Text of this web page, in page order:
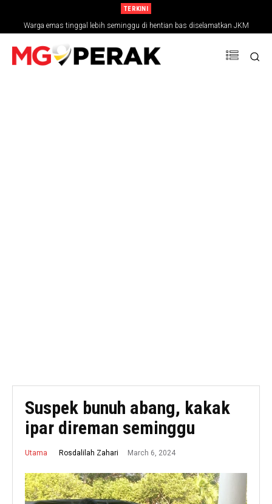
TERKINI
Warga emas tinggal lebih seminggu di hentian bas diselamatkan JKM
Suspek bunuh abang, kakak
ipar direman seminggu
Utama Rosdalilah Zahari March 6, 2024